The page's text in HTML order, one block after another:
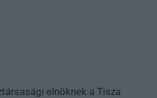
elnöknek a Tisza